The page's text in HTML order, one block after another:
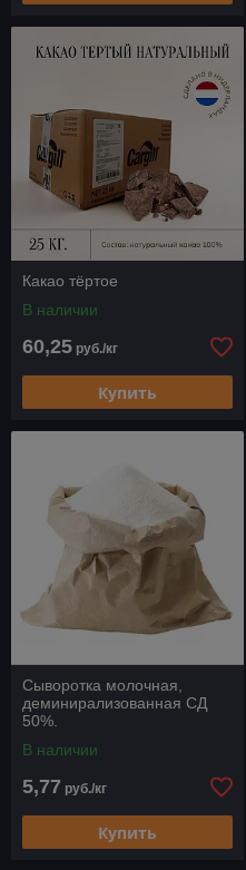
Какао тёртое
В наличии
60,25 руб./кг
Купить
Сыворотка молочная,
деминирализованная СД
50%.
В наличии
5,77 руб./кг
Купить